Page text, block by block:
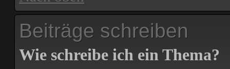
Beiträge schreiben
Wie schreibe ich ein Thema?